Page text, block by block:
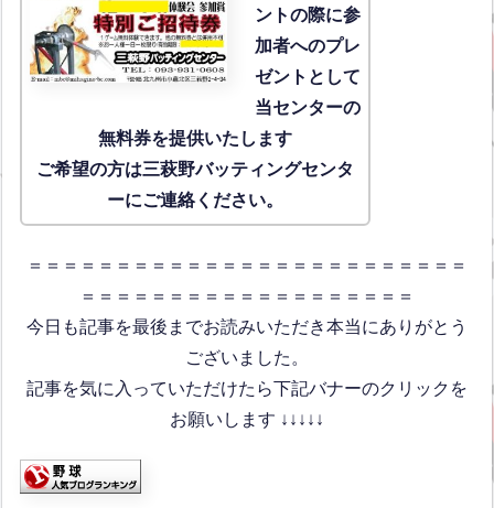
ントの際に参
加者へのプレ
ゼントとして
当センターの
無料券を提供いたします
ご希望の方は三萩野バッティングセンタ
ーにご連絡ください。
＝＝＝＝＝＝＝＝＝＝＝＝＝＝＝＝＝＝＝＝＝＝＝＝＝
＝＝＝＝＝＝＝＝＝＝＝＝＝＝＝＝＝＝＝
今日も記事を最後までお読みいただき本当にありがとう
ございました。
記事を気に入っていただけたら下記バナーのクリックを
お願いします ↓↓↓↓↓